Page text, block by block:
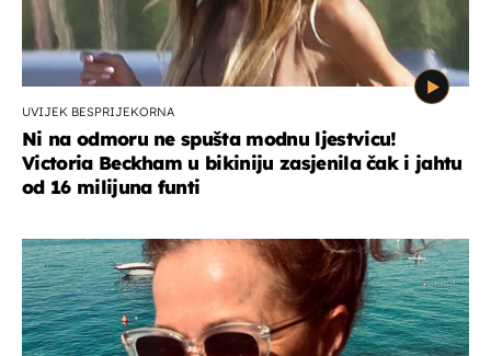
UVIJEK BESPRIJEKORNA
Ni na odmoru ne spušta modnu ljestvicu!
Victoria Beckham u bikiniju zasjenila čak i jahtu
od 16 milijuna funti